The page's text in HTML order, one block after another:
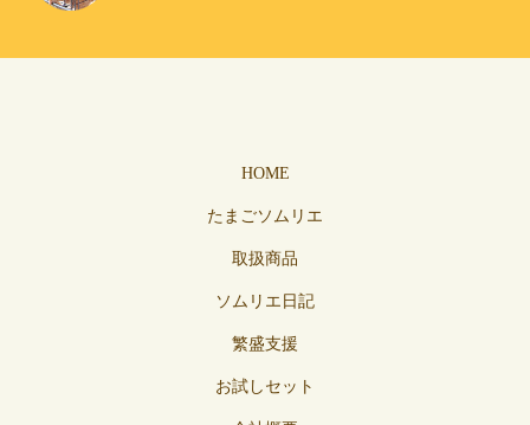
HOME
たまごソムリエ
取扱商品
ソムリエ日記
繁盛支援
お試しセット